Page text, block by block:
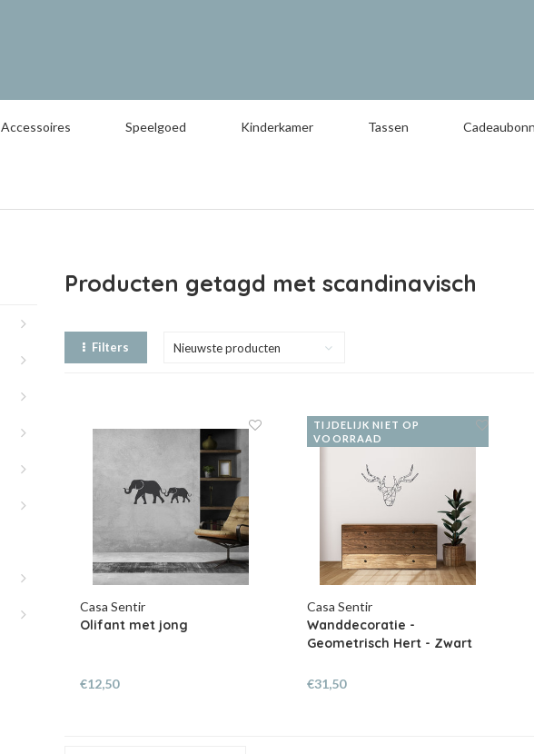
Accessoires Speelgoed Kinderkamer Tassen
Producten getagd met scandinavisch
Filters Nieuwste producten
Casa Sentir
Olifant met jong
€12,50
TIJDELIJK NIET OP
VOORRAAD
Casa Sentir
Wanddecoratie -
Geometrisch Hert - Zwart
€31,50